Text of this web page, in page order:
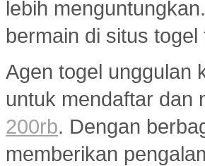
lebih
bermain di situs
Agen togel unggulan
untuk mendaftar
200rb. Dengan
memberikan